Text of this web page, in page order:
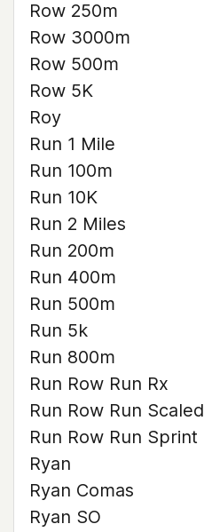
Row 250m
Row 3000m
Row 500m
Row 5K
Roy
Run 1 Mile
Run 100m
Run 10K
Run 2 Miles
Run 200m
Run 400m
Run 500m
Run 5k
Run 800m
Run Row Run Rx
Run Row Run Scaled
Run Row Run Sprint
Ryan
Ryan Comas
Ryan SO